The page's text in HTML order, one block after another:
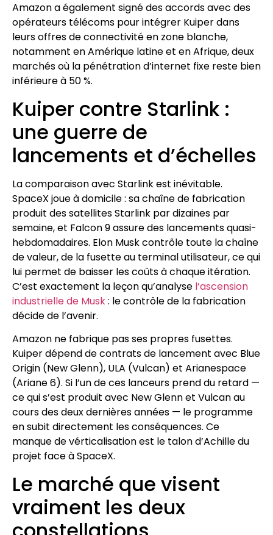
Amazon a également signé des accords avec des
opérateurs télécoms pour intégrer Kuiper dans
leurs offres de connectivité en zone blanche,
notamment en Amérique latine et en Afrique, deux
marchés où la pénétration d’internet fixe reste bien
inférieure à 50 %.
Kuiper contre Starlink :
une guerre de
lancements et d’échelles
La comparaison avec Starlink est inévitable.
SpaceX joue à domicile : sa chaîne de fabrication
produit des satellites Starlink par dizaines par
semaine, et Falcon 9 assure des lancements quasi-
hebdomadaires. Elon Musk contrôle toute la chaîne
de valeur, de la fusette au terminal utilisateur, ce qui
lui permet de baisser les coûts à chaque itération.
C’est exactement la leçon qu’analyse l’ascension
industrielle de Musk: le contrôle de la fabrication
décide de l’avenir.
Amazon ne fabrique pas ses propres fusettes.
Kuiper dépend de contrats de lancement avec Blue
Origin (New Glenn), ULA (Vulcan) et Arianespace
(Ariane 6). Si l’un de ces lanceurs prend du retard —
ce qui s’est produit avec New Glenn et Vulcan au
cours des deux dernières années — le programme
en subit directement les conséquences. Ce
manque de vérticalisation est le talon d’Achille du
projet face à SpaceX.
Le marché que visent
vraiment les deux